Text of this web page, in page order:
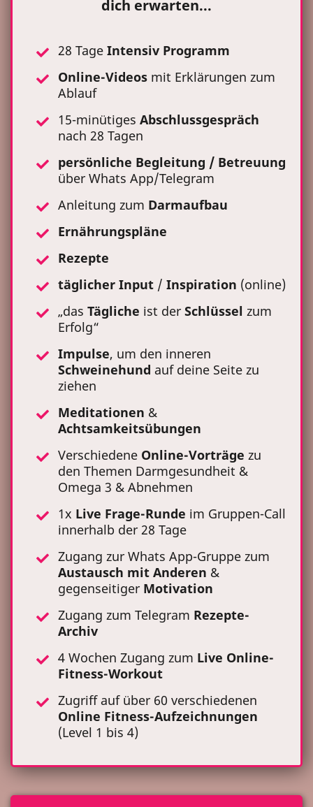
dich erwarten...
28 Tage Intensiv Programm
Online-Videos mit Erklärungen zum
Ablauf
15-minütiges Abschlussgespräch
nach 28 Tagen
persönliche Begleitung / Betreuung
über Whats App/Telegram
Anleitung zum Darmaufbau
Ernährungspläne
Rezepte
täglicher Input / Inspiration (online)
„das Tägliche ist der Schlüssel zum
Erfolg“
Impulse, um den inneren
Schweinehund auf deine Seite zu
ziehen
Meditationen &
Achtsamkeitsübungen
Verschiedene Online-Vorträge zu
den Themen Darmgesundheit &
Omega 3 & Abnehmen
1x Live Frage-Runde im Gruppen-Call
innerhalb der 28 Tage
Zugang zur Whats App-Gruppe zum
Austausch mit Anderen &
gegenseitiger Motivation
Zugang zum Telegram Rezepte-
Archiv
4 Wochen Zugang zum Live Online-
Fitness-Workout
Zugriff auf über 60 verschiedenen
Online Fitness-Aufzeichnungen
(Level 1 bis 4)